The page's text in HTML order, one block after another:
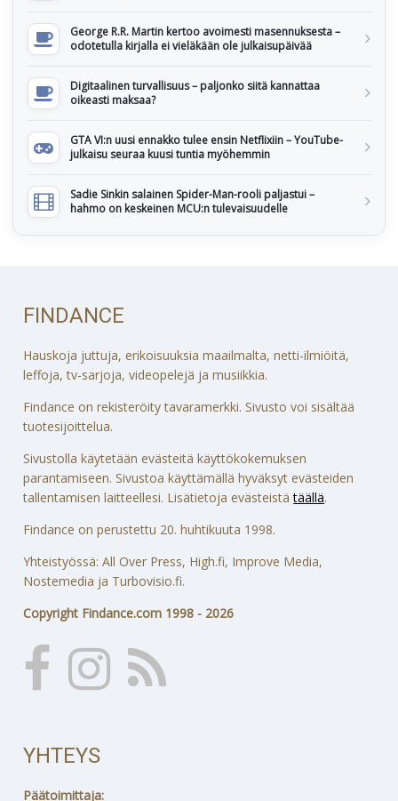
George R.R. Martin kertoo avoimesti masennuksesta –
odotetulla kirjalla ei vieläkään ole julkaisupäivää
Digitaalinen turvallisuus – paljonko siitä kannattaa
oikeasti maksaa?
GTA VI:n uusi ennakko tulee ensin Netflixiin – YouTube-
julkaisu seuraa kuusi tuntia myöhemmin
Sadie Sinkin salainen Spider-Man-rooli paljastui –
hahmo on keskeinen MCU:n tulevaisuudelle
FINDANCE
Hauskoja juttuja, erikoisuuksia maailmalta, netti-ilmiöitä,
leffoja, tv-sarjoja, videopelejä ja musiikkia.
Findance on rekisteröity tavaramerkki. Sivusto voi sisältää
tuotesijoittelua.
Sivustolla käytetään evästeitä käyttökokemuksen
parantamiseen. Sivustoa käyttämällä hyväksyt evästeiden
tallentamisen laitteellesi. Lisätietoja evästeistätäällä.
Findance on perustettu 20. huhtikuuta 1998.
Yhteistyössä: All Over Press, High.fi, Improve Media,
Nostemedia ja Turbovisio.fi.
Copyright Findance.com 1998 - 2026
YHTEYS
Päätoimittaja: